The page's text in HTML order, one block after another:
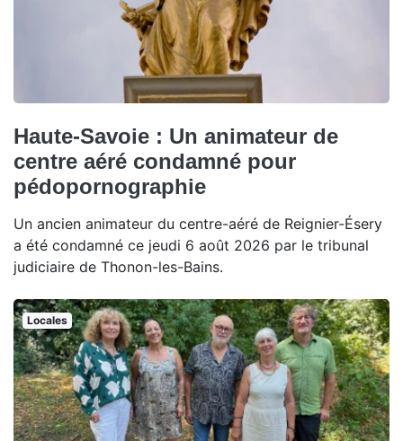
Haute-Savoie : Un animateur de
centre aéré condamné pour
pédopornographie
Un ancien animateur du centre-aéré de Reignier-Ésery
a été condamné ce jeudi 6 août 2026 par le tribunal
judiciaire de Thonon-les-Bains.
Locales